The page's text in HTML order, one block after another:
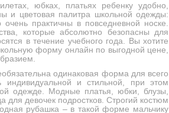
юбках, платьях ребенку удобно,
и цветовая палитра школьной одежды:
практичны в повседневной носке.
которые абсолютно безопасны для
в течение учебного года. Вы хотите
форму онлайн по выгодной цене,
одинаковая форма для всего
и стильной, при этом
одежде. Модные платья, юбки, блузы,
девочек подростков. Строгий костюм
рубашка – в такой форме мальчику